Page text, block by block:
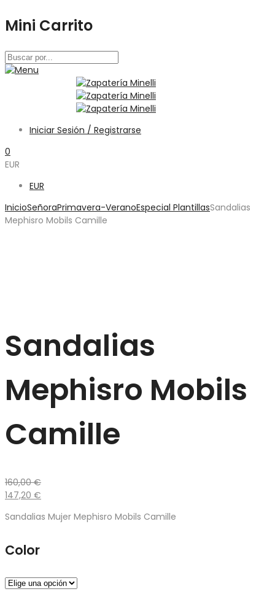
Mini Carrito
Iniciar Sesión / Registrarse
0
EUR
EUR
InicioSeñoraPrimavera-VeranoEspecial PlantillasSandalias
Mephisro Mobils Camille
Sandalias
Mephisro Mobils
Camille
160,00€
147,20 €
Sandalias Mujer Mephisro Mobils Camille
Color